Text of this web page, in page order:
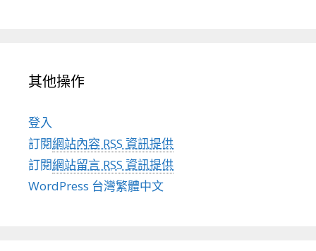
其他操作
登入
訂閱網站內容 RSS 資訊提供
訂閱網站留言 RSS 資訊提供
WordPress 台灣繁體中文